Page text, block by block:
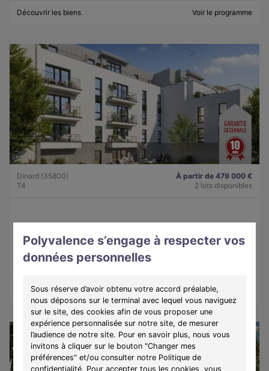
Polyvalence s’engage à respecter vos
données personnelles
Sous réserve d’avoir obtenu votre accord préalable,
nous déposons sur le terminal avec lequel vous naviguez
sur le site, des cookies afin de vous proposer une
expérience personnalisée sur notre site, de mesurer
l’audience de notre site. Pour en savoir plus, nous vous
invitons à cliquer sur le bouton "Changer mes
préférences" et/ou consulter notre Politique de
confidentialité. Pour accepter tous les cookies, vous
Découvrir les biens Voir le programme
Dinard (35800)
T4
À partir de 479 000 €
2 lots disponibles
Découvrez une résidence intimiste à Dinard, alliant élégance,
confort et douceur de vivre sur la côte d'Émeraude.
Découvrir les biens Voir le programme